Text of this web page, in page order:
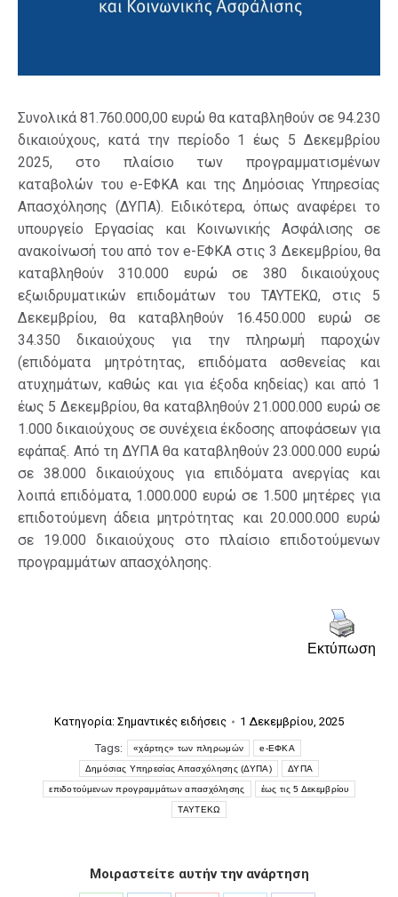
Συνολικά 81.760.000,00 ευρώ θα καταβληθούν σε 94.230
δικαιούχους, κατά την περίοδο 1 έως 5 Δεκεμβρίου
2025, στο πλαίσιο των προγραμματισμένων
καταβολών του e-ΕΦΚΑ και της Δημόσιας Υπηρεσίας
Απασχόλησης (ΔΥΠΑ). Ειδικότερα, όπως αναφέρει το
υπουργείο Εργασίας και Κοινωνικής Ασφάλισης σε
ανακοίνωσή του από τον e-ΕΦΚΑ στις 3 Δεκεμβρίου, θα
καταβληθούν 310.000 ευρώ σε 380 δικαιούχους
εξωιδρυματικών επιδομάτων του ΤΑΥΤΕΚΩ, στις 5
Δεκεμβρίου, θα καταβληθούν 16.450.000 ευρώ σε
34.350 δικαιούχους για την πληρωμή παροχών
(επιδόματα μητρότητας, επιδόματα ασθενείας και
ατυχημάτων, καθώς και για έξοδα κηδείας) και από 1
έως 5 Δεκεμβρίου, θα καταβληθούν 21.000.000 ευρώ σε
1.000 δικαιούχους σε συνέχεια έκδοσης αποφάσεων για
εφάπαξ. Από τη ΔΥΠΑ θα καταβληθούν 23.000.000 ευρώ
σε 38.000 δικαιούχους για επιδόματα ανεργίας και
λοιπά επιδόματα, 1.000.000 ευρώ σε 1.500 μητέρες για
επιδοτούμενη άδεια μητρότητας και 20.000.000 ευρώ
σε 19.000 δικαιούχους στο πλαίσιο επιδοτούμενων
προγραμμάτων απασχόλησης.
Εκτύπωση
Κατηγορία: Σημαντικές ειδήσεις
1 Δεκεμβρίου, 2025
Tags:
«χάρτης» των πληρωμών e-ΕΦΚΑ
Δημόσιας Υπηρεσίας Απασχόλησης (ΔΥΠΑ) ΔΥΠΑ
επιδοτούμενων προγραμμάτων απασχόλησης έως τις 5 Δεκεμβρίου
ΤΑΥΤΕΚΩ
Μοιραστείτε αυτήν την ανάρτηση